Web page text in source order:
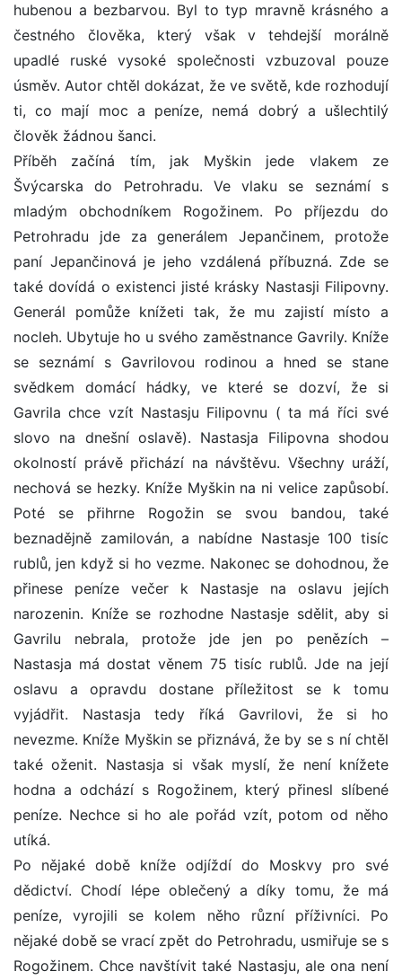
hubenou a bezbarvou. Byl to typ mravně krásného a
čestného člověka, který však v tehdejší morálně
upadlé ruské vysoké společnosti vzbuzoval pouze
úsměv. Autor chtěl dokázat, že ve světě, kde rozhodují
ti, co mají moc a peníze, nemá dobrý a ušlechtilý
člověk žádnou šanci.
Příběh začíná tím, jak Myškin jede vlakem ze
Švýcarska do Petrohradu. Ve vlaku se seznámí s
mladým obchodníkem Rogožinem. Po příjezdu do
Petrohradu jde za generálem Jepančinem, protože
paní Jepančinová je jeho vzdálená příbuzná. Zde se
také dovídá o existenci jisté krásky Nastasji Filipovny.
Generál pomůže knížeti tak, že mu zajistí místo a
nocleh. Ubytuje ho u svého zaměstnance Gavrily. Kníže
se seznámí s Gavrilovou rodinou a hned se stane
svědkem domácí hádky, ve které se dozví, že si
Gavrila chce vzít Nastasju Filipovnu ( ta má říci své
slovo na dnešní oslavě). Nastasja Filipovna shodou
okolností právě přichází na návštěvu. Všechny uráží,
nechová se hezky. Kníže Myškin na ni velice zapůsobí.
Poté se přihrne Rogožin se svou bandou, také
beznadějně zamilován, a nabídne Nastasje 100 tisíc
rublů, jen když si ho vezme. Nakonec se dohodnou, že
přinese peníze večer k Nastasje na oslavu jejích
narozenin. Kníže se rozhodne Nastasje sdělit, aby si
Gavrilu nebrala, protože jde jen po penězích –
Nastasja má dostat věnem 75 tisíc rublů. Jde na její
oslavu a opravdu dostane příležitost se k tomu
vyjádřit. Nastasja tedy říká Gavrilovi, že si ho
nevezme. Kníže Myškin se přiznává, že by se s ní chtěl
také oženit. Nastasja si však myslí, že není knížete
hodna a odchází s Rogožinem, který přinesl slíbené
peníze. Nechce si ho ale pořád vzít, potom od něho
utíká.
Po nějaké době kníže odjíždí do Moskvy pro své
dědictví. Chodí lépe oblečený a díky tomu, že má
peníze, vyrojili se kolem něho různí příživníci. Po
nějaké době se vrací zpět do Petrohradu, usmiřuje se s
Rogožinem. Chce navštívit také Nastasju, ale ona není